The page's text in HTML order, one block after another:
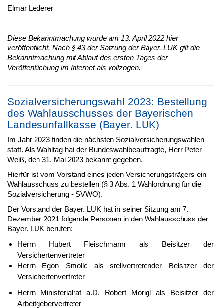
Elmar Lederer
Diese Bekanntmachung wurde am 13. April 2022 hier
veröffentlicht. Nach § 43 der Satzung der Bayer. LUK gilt die
Bekanntmachung mit Ablauf des ersten Tages der
Veröffentlichung im Internet als vollzogen.
Sozialversicherungswahl 2023: Bestellung
des Wahlausschusses der Bayerischen
Landesunfallkasse (Bayer. LUK)
Im Jahr 2023 finden die nächsten Sozialversicherungswahlen
statt. Als Wahltag hat der Bundeswahlbeauftragte, Herr Peter
Weiß, den 31. Mai 2023 bekannt gegeben.
Hierfür ist vom Vorstand eines jeden Versicherungsträgers ein
Wahlausschuss zu bestellen (§ 3 Abs. 1 Wahlordnung für die
Sozialversicherung - SVWO).
Der Vorstand der Bayer. LUK hat in seiner Sitzung am 7.
Dezember 2021 folgende Personen in den Wahlausschuss der
Bayer. LUK berufen:
Herrn Hubert Fleischmann als Beisitzer der
Versichertenvertreter
Herrn Egon Smolic als stellvertretender Beisitzer der
Versichertenvertreter
Herrn Ministerialrat a.D. Robert Morigl als Beisitzer der
Arbeitgebervertreter